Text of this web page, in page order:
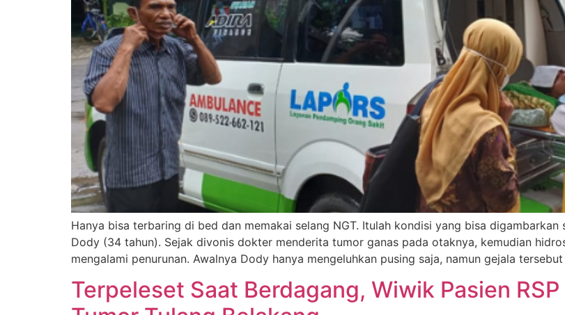
Hanya bisa terbaring di bed dan memakai selang NGT. Itulah kondisi yang bisa digambarkan
Dody (34 tahun). Sejak divonis dokter menderita tumor ganas pada otaknya, kemudian
mengalami penurunan. Awalnya Dody hanya mengeluhkan pusing saja, namun gejala
Terpeleset Saat Berdagang, Wiwik Pasien